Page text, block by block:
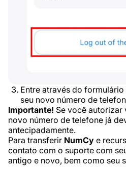
Entre através do
seu novo número de
Importante! Se você autorizar
novo número de telefone já
antecipadamente.
Para transferir NumCy e
contato com o suporte com
antigo e novo, bem como seu